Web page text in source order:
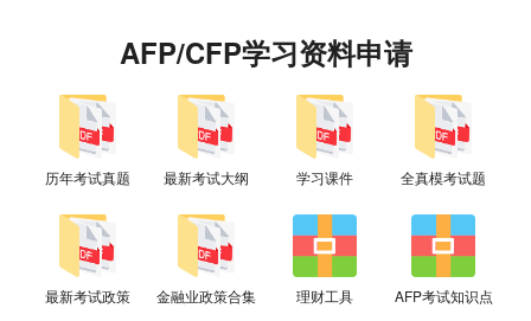
AFP/CFP学习资料申请
历年考试真题 最新考试大纲 学习课件 全真模考试题
最新考试政策 金融业政策合集 理财工具 AFP考试知识点